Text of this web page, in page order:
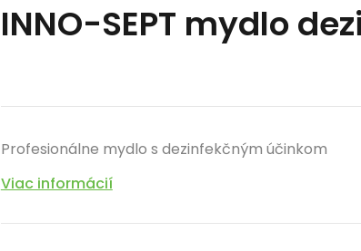
INNO-SEPT mydlo
Profesionálne mydlo s dezinfekčným účinkom
Viac informácií